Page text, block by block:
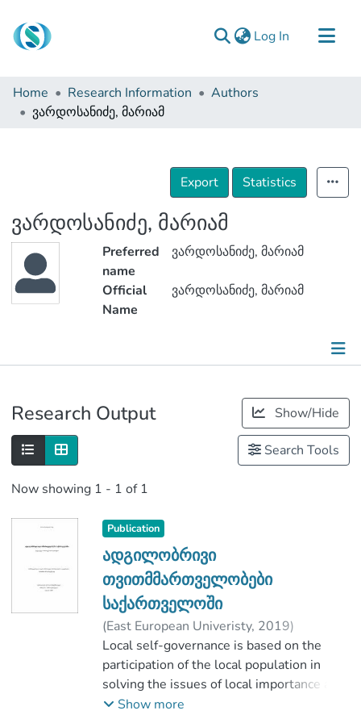
Log In (current)
Communities & Collections
Browse
Home Research Information
Authors
ვარდოსანიძე, მარიამ
Export Statistics
ვარდოსანიძე, მარიამ
Preferred
name
ვარდოსანიძე, მარიამ
Official
Name
ვარდოსანიძე, მარიამ
Research Output Show/Hide
Search Tools
Now showing 1 - 1 of 1
Publication
ადგილობრივი
თვითმმართველობები
საქართველოში
(East European Univeristy, 2019)
ვარდოსანიძე, მარიამ
;
იურიდიულ და სოციალურ მეცნიერებათა
ფაკულტეტი
;East European Univeristy
Local self-governance is based on the
participation of the local population in
solving the issues of local importance and
it can be considered as a kind of "treaty"
Show more